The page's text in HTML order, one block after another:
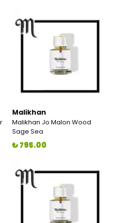
Malikhan
Malikhan Jo Malon Wood
Sage Sea
₺ 795.00